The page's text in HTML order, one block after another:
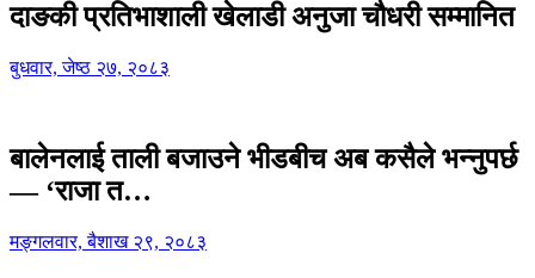
दाङकी प्रतिभाशाली खेलाडी अनुजा चौधरी सम्मानित
बुधवार, जेष्ठ २७, २०८३
बालेनलाई ताली बजाउने भीडबीच अब कसैले भन्नुपर्छ
— ‘राजा त…
मङ्गलवार, बैशाख २९, २०८३